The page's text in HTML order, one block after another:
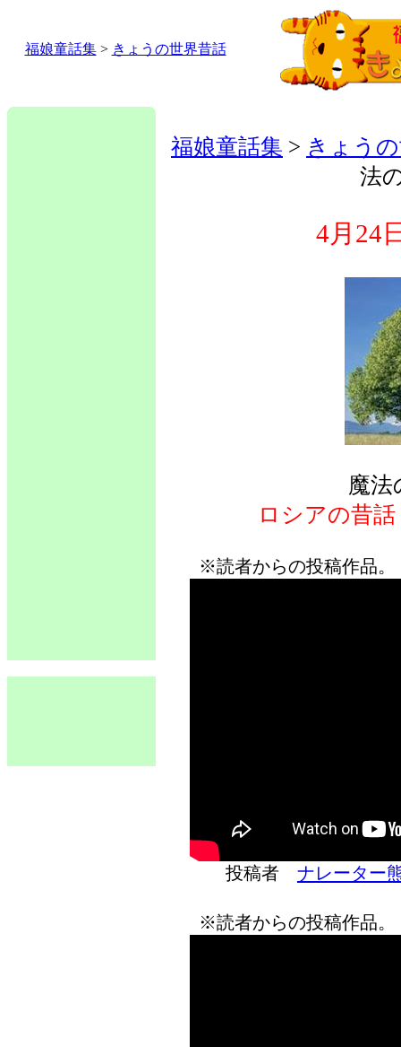
福娘童話集> きょうの世界昔話
福娘童話集 > きょう
法
4月24
魔法
ロシアの昔話
※読者からの投稿作品
投稿者 ナレーター
※読者からの投稿作品